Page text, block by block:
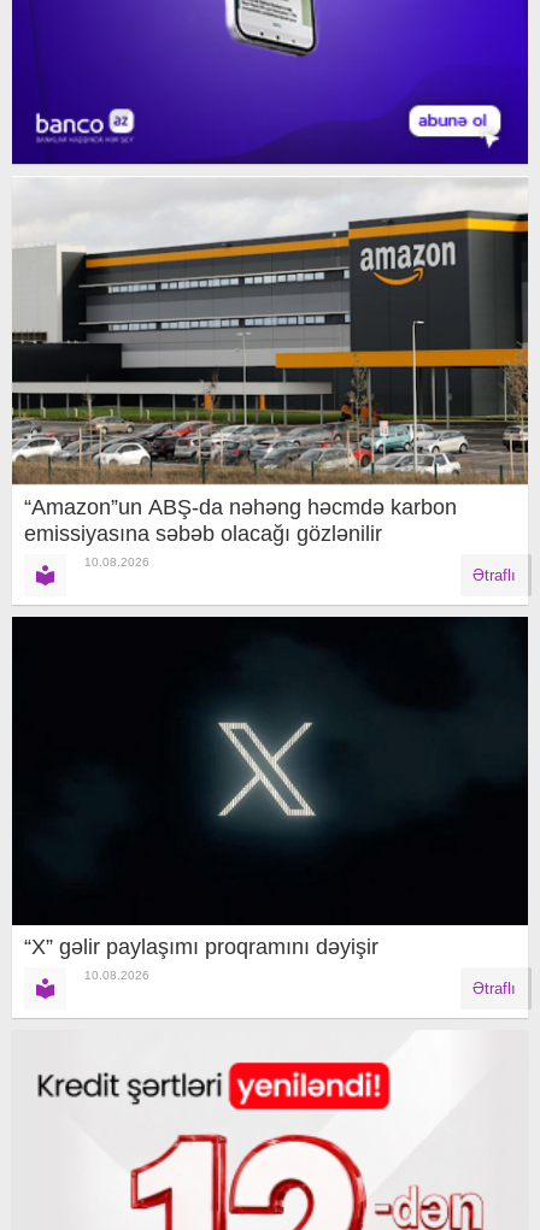
“Amazon”un ABŞ-da nəhəng həcmdə karbon
emissiyasına səbəb olacağı gözlənilir
10.08.2026
Ətraflı
“X” gəlir paylaşımı proqramını dəyişir
10.08.2026
Ətraflı